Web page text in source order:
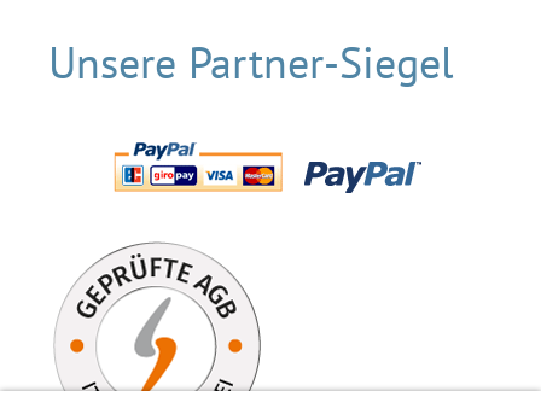
Unsere Partner-Siegel